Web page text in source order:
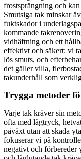
frostsprängning och
Smutsiga tak minskar
fuktskador i
kommande
vidhäftning och ett
effektivt och säkert: vi
lös smuts, och
det gäller villa,
takunderhåll som
Trygga metoder
Varje tak kräver sin
ofta med lågtryck,
påväxt utan att skada
fokuserar vi på
negativt och förbereder